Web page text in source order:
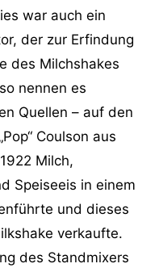
war auch ein
der zur Erfindung
des Milchshakes
nennen es
Quellen – auf den
Coulson aus
Milch,
Speiseeis in einem
und dieses
verkaufte.
des Standmixers